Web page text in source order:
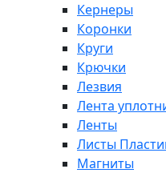
Кернеры
Коронки
Круги
Крючки
Лезвия
Лента
Ленты
Листы
Магниты